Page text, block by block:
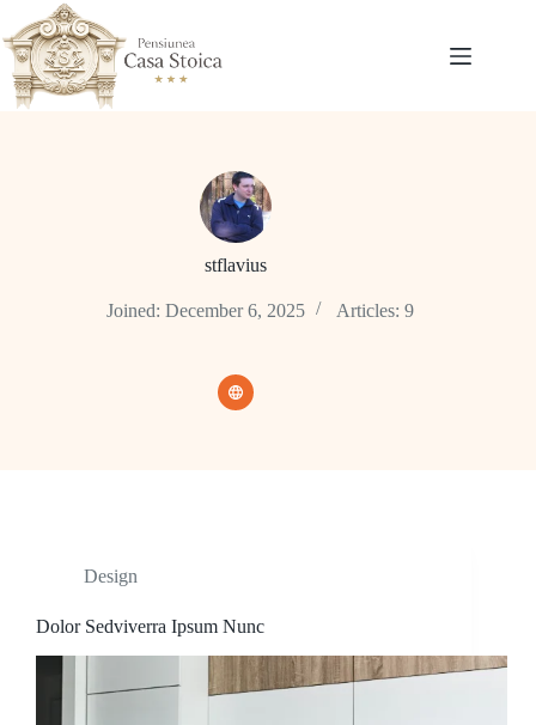
content
stflavius
Joined: December 6, 2025 Articles: 9
Design
Dolor Sedviverra Ipsum Nunc